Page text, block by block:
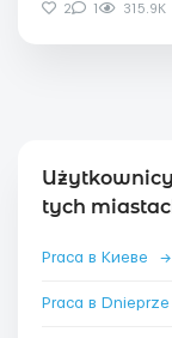
2 1 315.9K
tych
Praca в Киеве →
Praca в Dnieprze